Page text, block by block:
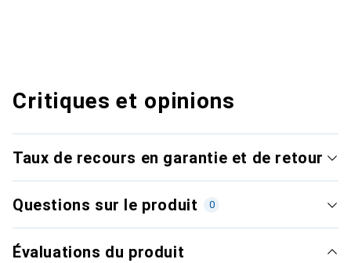
Critiques et opinions
Taux de recours en garantie et de retour
Questions sur le produit 0
Évaluations du produit